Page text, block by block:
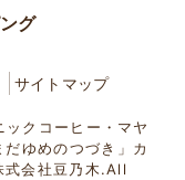
グ
サイトマップ
クコーヒー・マヤ
ゆめのつづき」カ
式会社豆乃木.All